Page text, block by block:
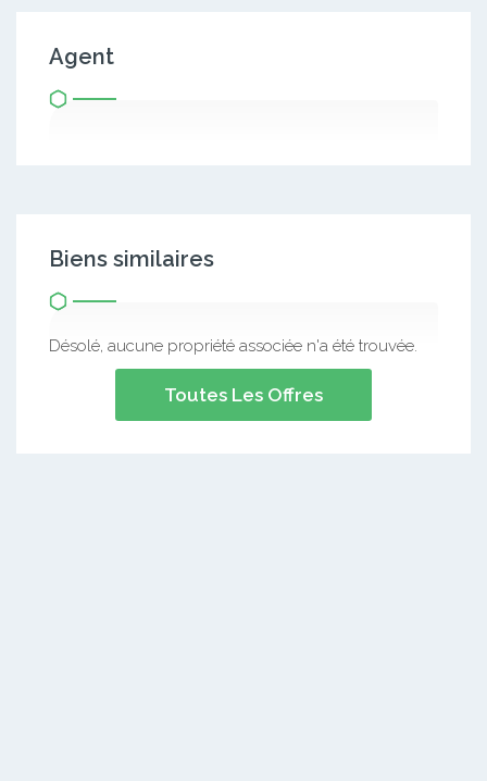
Agent
Biens similaires
Désolé, aucune propriété associée n'a été trouvée.
Toutes Les Offres